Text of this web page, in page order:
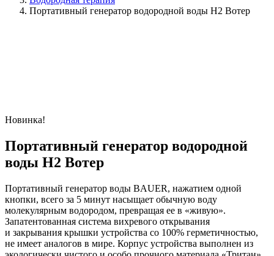
Портативный генератор водородной воды H2 Вотер
Новинка!
Портативный генератор водородной
воды H2 Вотер
Портативный генератор воды BAUER, нажатием одной
кнопки, всего за 5 минут насыщает обычную воду
молекулярным водородом, превращая ее в «живую».
Запатентованная система вихревого открывания
и закрывания крышки устройства со 100% герметичностью,
не имеет аналогов в мире. Корпус устройства выполнен из